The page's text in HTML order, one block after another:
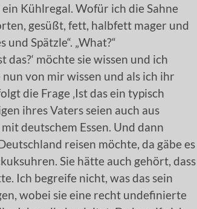
Kühlregal. Wofür ich die Sahne
gesüßt, fett, halbfett mager und
Spätzle“. „What?“
das?‘ möchte sie wissen und ich
von mir wissen und als ich ihr
die Frage ‚Ist das ein typisch
ihres Vaters seien auch aus
deutschem Essen. Und dann
reisen möchte, da gäbe es
Sie hätte auch gehört, dass
Ich begreife nicht, was das sein
wobei sie eine recht undefinierte